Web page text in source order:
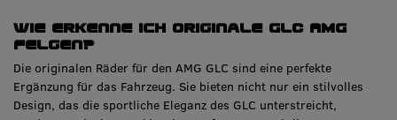
Wie erkenne ich originale GLC AMG
Felgen?
Die originalen Räder für den AMG GLC sind eine perfekte
Ergänzung für das Fahrzeug. Sie bieten nicht nur ein stilvolles
Design, das die sportliche Eleganz des GLC unterstreicht,